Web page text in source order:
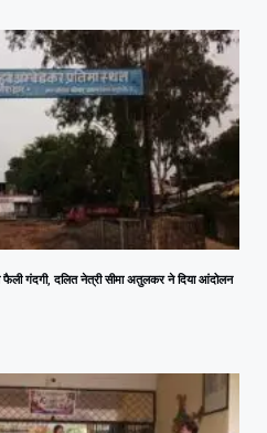
फैली गंदगी, दलित नेत्री सीमा अतुलकर ने दिया आंदोलन